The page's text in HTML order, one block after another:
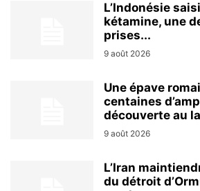
L’Indonésie
kétamine, une
prises...
9 août 2026
Une épave
centaines
découverte au
9 août 2026
L’Iran
du détroit